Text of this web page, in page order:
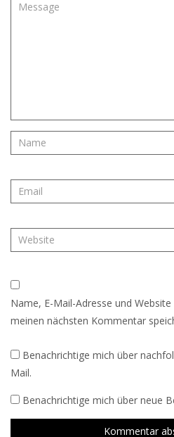
Name, E-Mail-Adresse und
meinen nächsten Kommentar
Benachrichtige mich über
Mail.
Benachrichtige mich über neue